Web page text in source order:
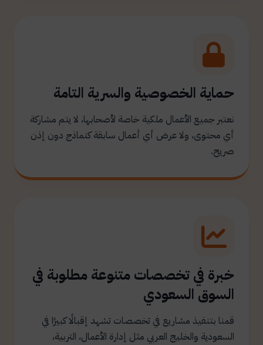
حماية الخصوصية والسرية التامة
نعتبر جميع الأعمال ملكية خاصة لأصحابها، لا يتم مشاركة
أي محتوى، ولا عرض أي أعمال سابقة كنماذج دون إذن
صريح.
خبرة في تخصصات متنوعة مطلوبة في
السوق السعودي
قمنا بتنفيذ مشاريع في تخصصات تشهد إقبالًا كبيرًا في
السعودية والخليج العربي مثل إدارة الأعمال، التربية،